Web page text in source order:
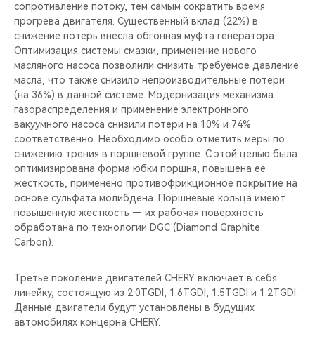
сопротивление потоку, тем самым сократить время
прогрева двигателя. Существенный вклад (22%) в
снижение потерь внесла обгонная муфта генератора.
Оптимизация системы смазки, применение нового
масляного насоса позволили снизить требуемое давление
масла, что также снизило непроизводительные потери
(на 36%) в данной системе. Модернизация механизма
газораспределения и применение электронного
вакуумного насоса снизили потери на 10% и 74%
соответственно. Необходимо особо отметить меры по
снижению трения в поршневой группе. С этой целью была
оптимизирована форма юбки поршня, повышена её
жесткость, применено противофрикционное покрытие на
основе сульфата молибдена. Поршневые кольца имеют
повышенную жесткость — их рабочая поверхность
обработана по технологии DGC (Diamond Graphite
Carbon).
Третье поколение двигателей CHERY включает в себя
линейку, состоящую из 2.0TGDI, 1.6TGDI, 1.5TGDI и 1.2TGDI.
Данные двигатели будут установлены в будущих
автомобилях концерна CHERY.